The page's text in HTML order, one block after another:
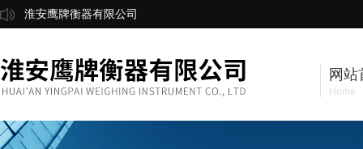
淮安鹰牌衡器有限公司
网站
Home